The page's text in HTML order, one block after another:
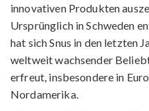
innovativen Produkten
Ursprünglich in Schweden
hat sich Snus in den letzten
weltweit wachsender
erfreut, insbesondere in
Nordamerika.